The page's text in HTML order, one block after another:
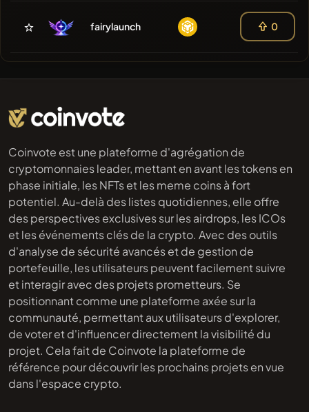
fairylaunch 0
Coinvote est une plateforme d'agrégation de
cryptomonnaies leader, mettant en avant les tokens en
phase initiale, les NFTs et les meme coins à fort
potentiel. Au-delà des listes quotidiennes, elle offre
des perspectives exclusives sur les airdrops, les ICOs
et les événements clés de la crypto. Avec des outils
d'analyse de sécurité avancés et de gestion de
portefeuille, les utilisateurs peuvent facilement suivre
et interagir avec des projets prometteurs. Se
positionnant comme une plateforme axée sur la
communauté, permettant aux utilisateurs d'explorer,
de voter et d'influencer directement la visibilité du
projet. Cela fait de Coinvote la plateforme de
référence pour découvrir les prochains projets en vue
dans l'espace crypto.